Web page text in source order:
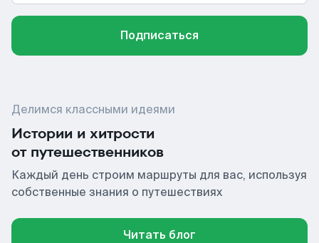
Подписаться
Делимся классными идеями
Истории и хитрости
от путешественников
Каждый день строим маршруты для вас, используя
собственные знания о путешествиях
Читать блог